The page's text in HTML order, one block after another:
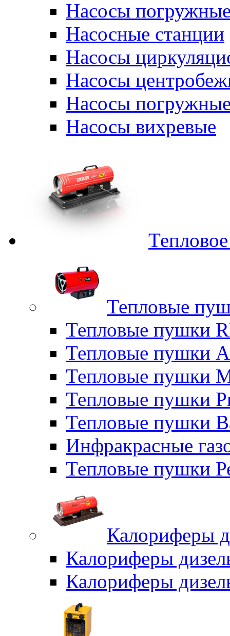
Насосы
Насосные станции
Насосы
Насосы
Насосы
Насосы вихревые
Тепловые
Тепловые пушки
Тепловые пушки
Тепловые пушки
Тепловые пушки
Тепловые пушки
Инфракрасные
Тепловые пушки
Калориферы
Калориферы
Калориферы